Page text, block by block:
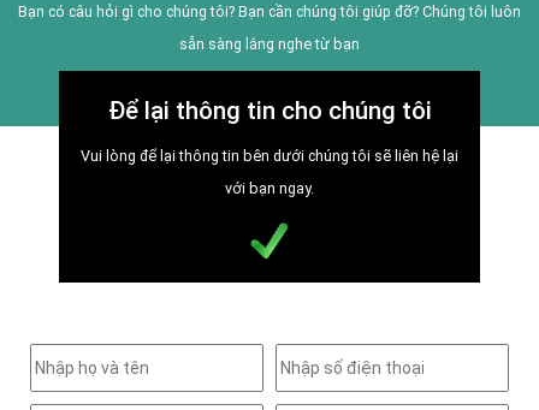
Bạn có câu hỏi gì cho chúng tôi? Bạn cần chúng tôi giúp đỡ? Chúng tôi luôn
sẵn sàng lắng nghe từ bạn
Để lại thông tin cho chúng tôi
Vui lòng để lại thông tin bên dưới chúng tôi sẽ liên hệ lại
với bạn ngay.